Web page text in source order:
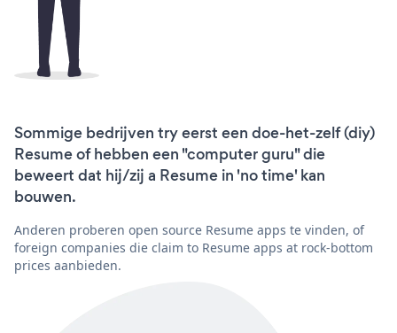
Sommige bedrijven try eerst een doe-het-zelf (diy)
Resume of hebben een "computer guru" die
beweert dat hij/zij a Resume in 'no time' kan
bouwen.
Anderen proberen open source Resume apps te vinden, of
foreign companies die claim to Resume apps at rock-bottom
prices aanbieden.